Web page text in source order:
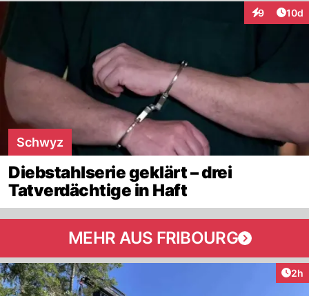
9
Interaktionen
10d
Schwyz
Diebstahlserie geklärt – drei
Tatverdächtige in Haft
MEHR AUS FRIBOURG
2h